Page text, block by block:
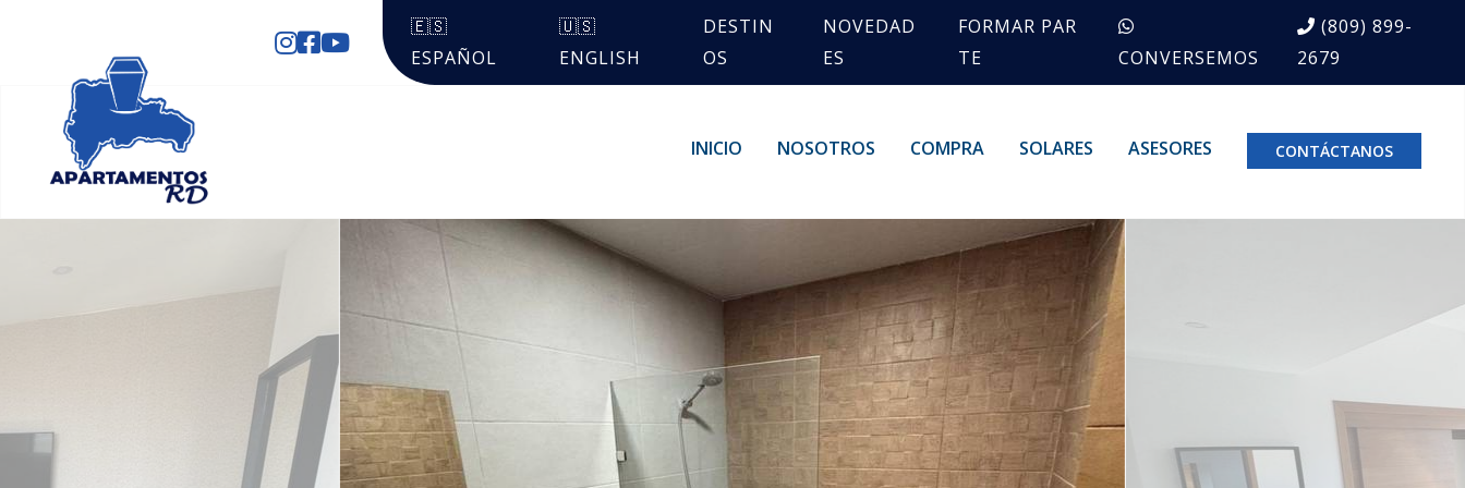
🇪🇸
ESPAÑOL
🇺🇸
ENGLISH
DESTIN
OS
NOVEDAD
ES
FORMAR PAR
TE
CONVERSEMOS
(809) 899-
2679
INICIO NOSOTROS COMPRA SOLARES ASESORES CONTÁCTANOS